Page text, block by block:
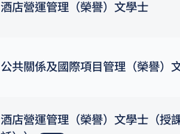
酒店營運管理（榮譽）文學士
公共關係及國際項目管理（榮譽）
酒店營運管理（榮譽）文學士（授